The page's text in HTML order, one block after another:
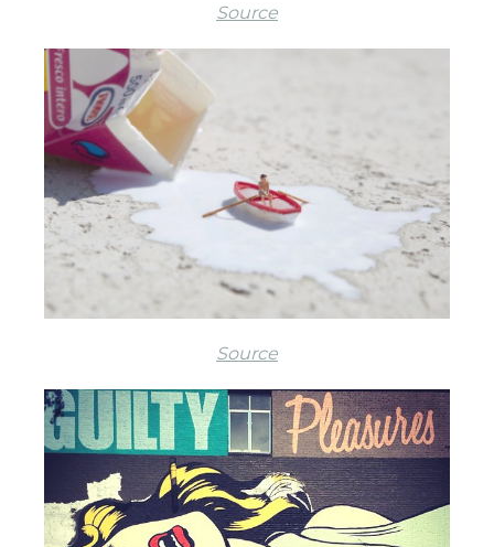
Source
Source